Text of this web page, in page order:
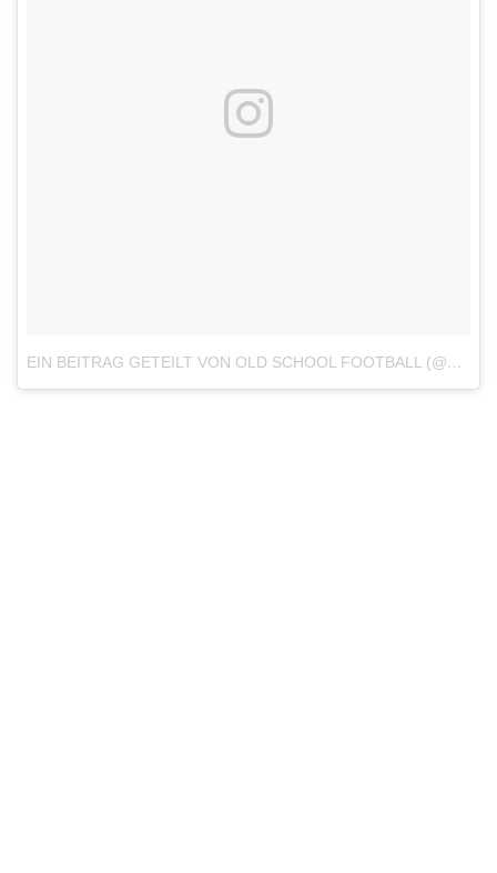
EIN BEITRAG GETEILT VON OLD SCHOOL FOOTBALL (@OLD_SCHOOL_FOOTBALL)